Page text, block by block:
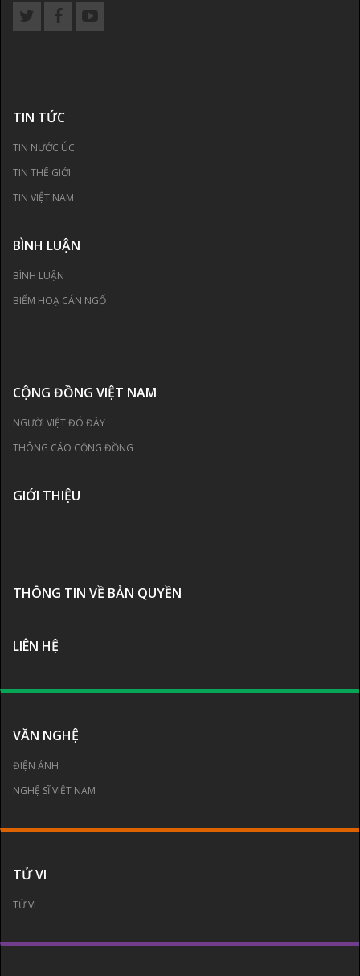
TIN TỨC
TIN NƯỚC ÚC
TIN THẾ GIỚI
TIN VIỆT NAM
BÌNH LUẬN
BÌNH LUẬN
BIẾM HOẠ CÁN NGỐ
CỘNG ĐỒNG VIỆT NAM
NGƯỜI VIỆT ĐÓ ĐÂY
THÔNG CÁO CỘNG ĐỒNG
GIỚI THIỆU
THÔNG TIN VỀ BẢN QUYỀN
LIÊN HỆ
VĂN NGHỆ
ĐIỆN ẢNH
NGHỆ SĨ VIỆT NAM
TỬ VI
TỬ VI